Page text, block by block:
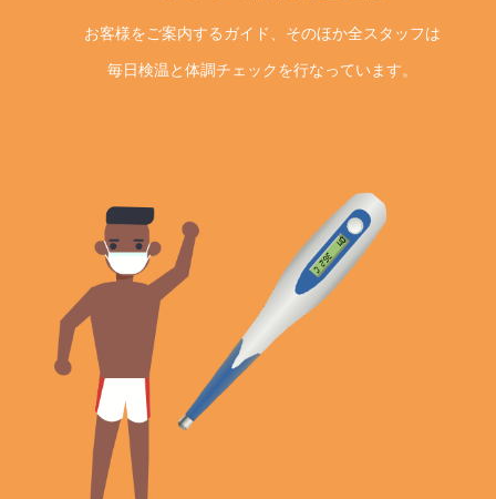
お客様をご案内するガイド、そのほか全スタッフは
毎日検温と体調チェックを行なっています。